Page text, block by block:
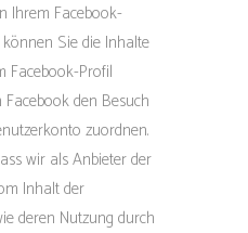
Ihrem Facebook-
Sie die Inhalte
Facebook-Profil
den Besuch
zuordnen.
wir als Anbieter der
Inhalt der
deren Nutzung durch